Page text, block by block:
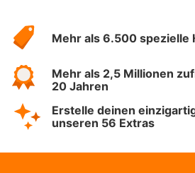
Hotelspecials
Mehr als 6.500 spezielle
Mehr als 2,5 Millionen
20 Jahren
Erstelle deinen
unseren 56 Extras